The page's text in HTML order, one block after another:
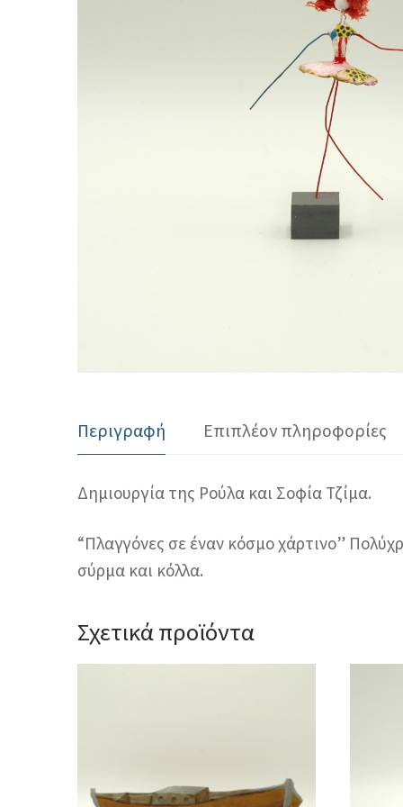
Περιγραφή Επιπλέον πληροφορίες
Δημιουργία της Ρούλα και Σοφία Τζίμα.
“Πλαγγόνες σε έναν κόσμο χάρτινο”
σύρμα και κόλλα.
Σχετικά προϊόντα